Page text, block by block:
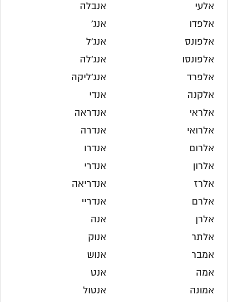
אלעי
אלפדו
אלפונס
אלפונסו
אלפרד
אלקנה
אלראי
אלרואי
אלרום
אלרון
אלרז
אלרם
אלרן
אלתר
אמבר
אמה
אמונה
אנבלה
אנג'
אנג'ל
אנג'לה
אנג'ליקה
אנדי
אנדראה
אנדרה
אנדרו
אנדרי
אנדריאה
אנדריי
אנה
אנוק
אנוש
אנט
אנטול